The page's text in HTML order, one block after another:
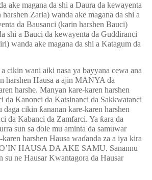
ake magana da shi a Daura da kewayenta
Zaria) wanda ake magana da shi a
da Bausanci (karin harshen Bauci)
shi a Bauci da kewayenta da Guddiranci
wanda ake magana da shi a Katagum da
cikin wani aiki nasa ya bayyana cewa ana
harshen Hausa a ajin MANYA da
harshe. Manyan kare-karen harshen
da Kanonci da Katsinanci da Sakkwatanci
daga cikin ƙananan kare-karen harshen
da Kabanci da Zamfarci. Ya ƙara da
sun sa dole mu aminta da samuwar
harshen Hausa waɗanda za a iya kira
HAUSA DA AKE SAMU. Sanannu
su ne Hausar Kwantagora da Hausar